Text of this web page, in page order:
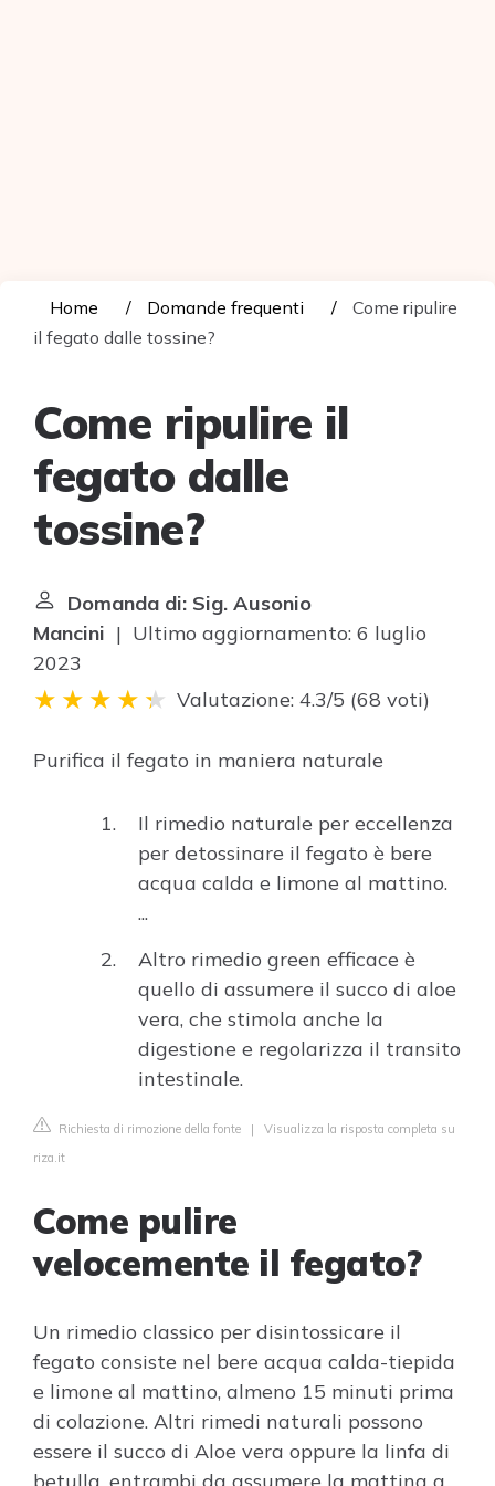
Home Domande frequenti
Come ripulire
il fegato dalle tossine?
Come ripulire il
fegato dalle
tossine?
Domanda di: Sig. Ausonio
Mancini | Ultimo aggiornamento: 6 luglio
2023
Valutazione: 4.3/5 (68 voti)
Purifica il fegato in maniera naturale
Il rimedio naturale per eccellenza
per detossinare il fegato è bere
acqua calda e limone al mattino.
...
Altro rimedio green efficace è
quello di assumere il succo di aloe
vera, che stimola anche la
digestione e regolarizza il transito
intestinale.
Richiesta di rimozione della fonte | Visualizza la risposta completa su
riza.it
Come pulire
velocemente il fegato?
Un rimedio classico per disintossicare il
fegato consiste nel bere acqua calda-tiepida
e limone al mattino, almeno 15 minuti prima
di colazione. Altri rimedi naturali possono
essere il succo di Aloe vera oppure la linfa di